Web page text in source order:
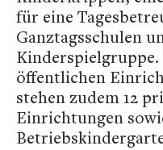
für eine
Ganztagsschulen
Kinderspielgruppe.
öffentlichen
stehen zudem 12
Einrichtungen